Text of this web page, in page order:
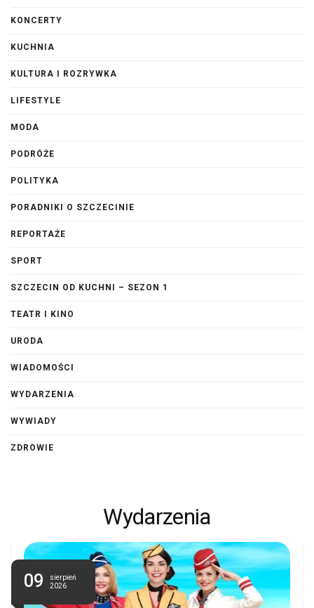
KONCERTY
KUCHNIA
KULTURA I ROZRYWKA
LIFESTYLE
MODA
PODRÓŻE
POLITYKA
PORADNIKI O SZCZECINIE
REPORTAŻE
SPORT
SZCZECIN OD KUCHNI – SEZON 1
TEATR I KINO
URODA
WIADOMOŚCI
WYDARZENIA
WYWIADY
ZDROWIE
Wydarzenia
09
sierpień
2026